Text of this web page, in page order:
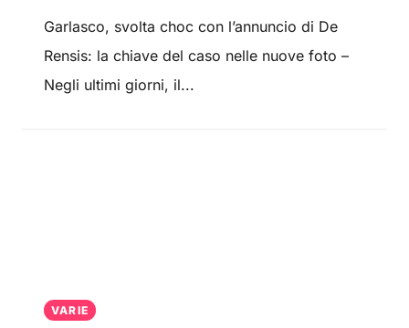
Garlasco, svolta choc con l’annuncio di De
Rensis: la chiave del caso nelle nuove foto –
Negli ultimi giorni, il...
VARIE